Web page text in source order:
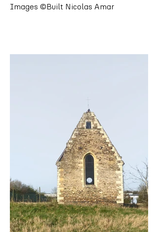
Images ©Built Nicolas Amar